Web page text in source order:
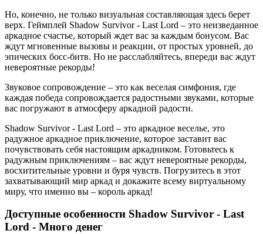
Но, конечно, не только визуальная составляющая здесь берет
верх. Геймплей Shadow Survivor - Last Lord – это неизведанное
аркадное счастье, который ждет вас за каждым бонусом. Вас
ждут мгновенные вызовы и реакции, от простых уровней, до
эпических босс-битв. Но не расслабляйтесь, впереди вас ждут
невероятные рекорды!
Звуковое сопровождение – это как веселая симфония, где
каждая победа сопровождается радостными звуками, которые
вас погружают в атмосферу аркадной радости.
Shadow Survivor - Last Lord – это аркадное веселье, это
радужное аркадное приключение, которое заставит вас
почувствовать себя настоящим аркадником. Готовьтесь к
радужным приключениям – вас ждут невероятные рекорды,
восхитительные уровни и буря чувств. Погрузитесь в этот
захватывающий мир аркад и докажите всему виртуальному
миру, что именно вы – король аркад!
Доступные особенности Shadow Survivor - Last
Lord - Много денег